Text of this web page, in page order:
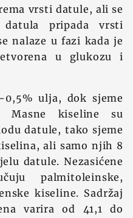
vrsti datule, ali se
pripada vrsti
nalaze u fazi kada je
u glukozu i
ulja, dok sjeme
Masne kiseline su
datule, tako sjeme
ali samo njih 8
datule. Nezasićene
palmitoleinske,
kiseline. Sadržaj
varira od 41,1 do